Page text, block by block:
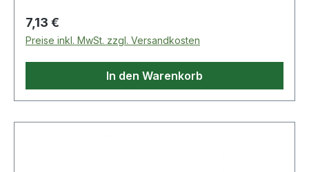
Regulärer Preis:
7,13 €
Preise inkl. MwSt. zzgl. Versandkosten
In den Warenkorb